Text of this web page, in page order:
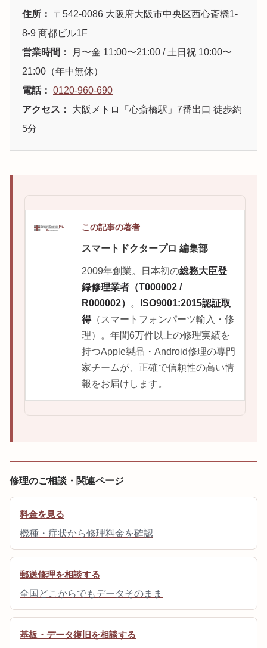
住所：
〒542-0086 大阪府大阪市中央区西心斎橋1-
8-9 商都ビル1F
営業時間：
月〜金 11:00〜21:00 / 土日祝 10:00〜
21:00（年中無休）
電話： 0120-960-690
アクセス：
大阪メトロ「心斎橋駅」7番出口 徒歩約
5分
この記事の著者
スマートドクタープロ 編集部
2009年創業。日本初の総務大臣登
録修理業者（T000002 /
R000002）
。
ISO9001:2015認証取
得（スマートフォンパーツ輸入・修
理）。年間6万件以上の修理実績を
持つApple製品・Android修理の専門
家チームが、正確で信頼性の高い情
報をお届けします。
修理のご相談・関連ページ
料金を見る
機種・症状から修理料金を確認
郵送修理を相談する
全国どこからでもデータそのまま
基板・データ復旧を相談する